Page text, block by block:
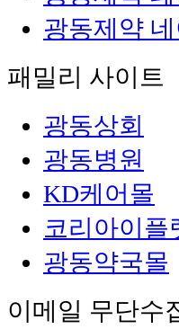
광동제약
패밀리 사이트
광동상회
광동병원
KD케어몰
코리아이플
광동약국몰
이메일 무단수